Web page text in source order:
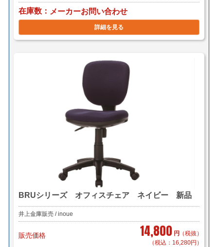
在庫数 メーカーお問い合わせ
詳細を見る
BRUシリーズ オフィスチェア ネイビー 新品
井上金庫販売 / inoue
販売価格 14,800 円 （税抜）
（税込：16,280円）